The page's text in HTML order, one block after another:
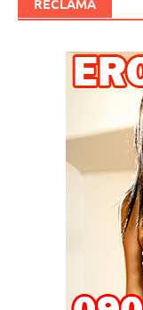
RECLAMA